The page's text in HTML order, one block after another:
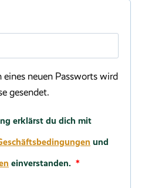
neuen Passworts wird
gesendet.
erklärst du dich mit
und
einverstanden. *